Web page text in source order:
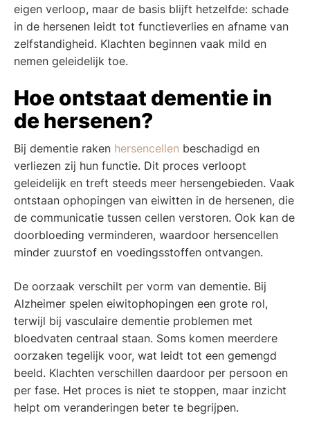
eigen verloop, maar de basis blijft hetzelfde: schade
in de hersenen leidt tot functieverlies en afname van
zelfstandigheid. Klachten beginnen vaak mild en
nemen geleidelijk toe.
Hoe ontstaat dementie in
de hersenen?
Bij dementie raken hersencellen beschadigd en
verliezen zij hun functie. Dit proces verloopt
geleidelijk en treft steeds meer hersengebieden. Vaak
ontstaan ophopingen van eiwitten in de hersenen, die
de communicatie tussen cellen verstoren. Ook kan de
doorbloeding verminderen, waardoor hersencellen
minder zuurstof en voedingsstoffen ontvangen.
De oorzaak verschilt per vorm van dementie. Bij
Alzheimer spelen eiwitophopingen een grote rol,
terwijl bij vasculaire dementie problemen met
bloedvaten centraal staan. Soms komen meerdere
oorzaken tegelijk voor, wat leidt tot een gemengd
beeld. Klachten verschillen daardoor per persoon en
per fase. Het proces is niet te stoppen, maar inzicht
helpt om veranderingen beter te begrijpen.